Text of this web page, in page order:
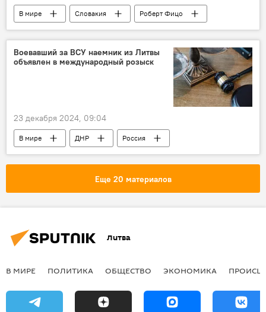
В мире Словакия
Роберт Фицо
Владимир Путин
Россия
Владимир Зеленский
газ
Воевавший за ВСУ наемник из Литвы
объявлен в международный розыск
23 декабря 2024, 09:04
В мире ДНР
Россия
Литва
Еще 20 материалов
Литва
В МИРЕ ПОЛИТИКА ОБЩЕСТВО ЭКОНОМИКА